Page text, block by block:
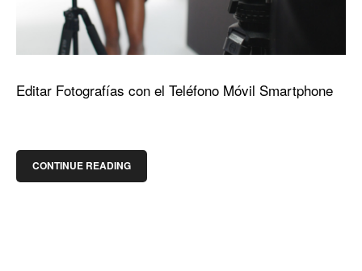
Editar Fotografías con el Teléfono Móvil Smartphone
CONTINUE READING